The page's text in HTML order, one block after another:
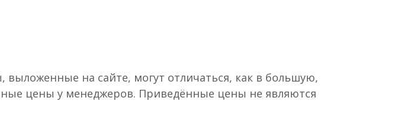
на сайте, могут отличаться, как в большую,
цены у менеджеров. Приведённые цены не являются